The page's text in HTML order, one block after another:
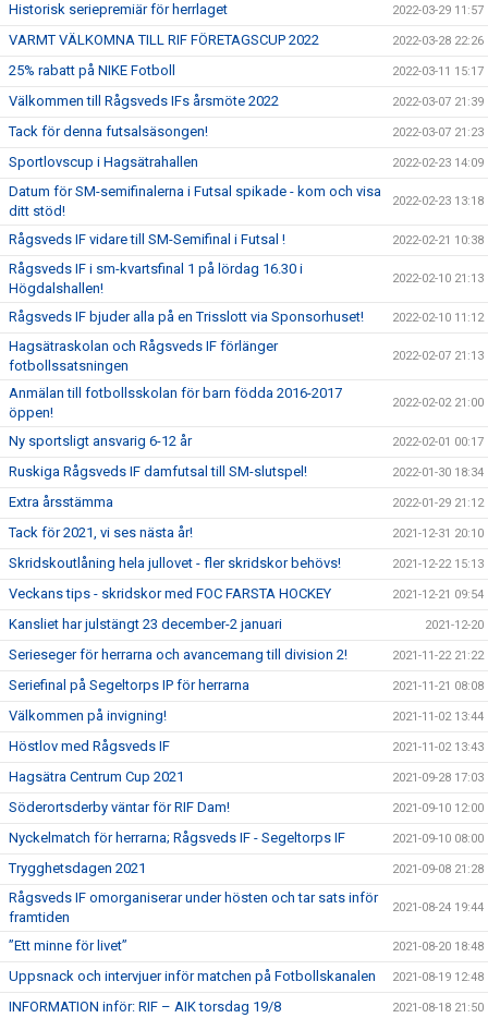
Historisk seriepremiär för herrlaget 2022-03-29 11:57
VARMT VÄLKOMNA TILL RIF FÖRETAGSCUP 2022 2022-03-28 22:26
25% rabatt på NIKE Fotboll 2022-03-11 15:17
Välkommen till Rågsveds IFs årsmöte 2022 2022-03-07 21:39
Tack för denna futsalsäsongen! 2022-03-07 21:23
Sportlovscup i Hagsätrahallen 2022-02-23 14:09
Datum för SM-semifinalerna i Futsal spikade - kom och visa
ditt stöd!
2022-02-23 13:18
Rågsveds IF vidare till SM-Semifinal i Futsal ! 2022-02-21 10:38
Rågsveds IF i sm-kvartsfinal 1 på lördag 16.30 i
Högdalshallen!
2022-02-10 21:13
Rågsveds IF bjuder alla på en Trisslott via Sponsorhuset! 2022-02-10 11:12
Hagsätraskolan och Rågsveds IF förlänger
fotbollssatsningen
2022-02-07 21:13
Anmälan till fotbollsskolan för barn födda 2016-2017
öppen!
2022-02-02 21:00
Ny sportsligt ansvarig 6-12 år 2022-02-01 00:17
Ruskiga Rågsveds IF damfutsal till SM-slutspel! 2022-01-30 18:34
Extra årsstämma 2022-01-29 21:12
Tack för 2021, vi ses nästa år! 2021-12-31 20:10
Skridskoutlåning hela jullovet - fler skridskor behövs! 2021-12-22 15:13
Veckans tips - skridskor med FOC FARSTA HOCKEY 2021-12-21 09:54
Kansliet har julstängt 23 december-2 januari 2021-12-20
Serieseger för herrarna och avancemang till division 2! 2021-11-22 21:22
Seriefinal på Segeltorps IP för herrarna 2021-11-21 08:08
Välkommen på invigning! 2021-11-02 13:44
Höstlov med Rågsveds IF 2021-11-02 13:43
Hagsätra Centrum Cup 2021 2021-09-28 17:03
Söderortsderby väntar för RIF Dam! 2021-09-10 12:00
Nyckelmatch för herrarna; Rågsveds IF - Segeltorps IF 2021-09-10 08:00
Trygghetsdagen 2021 2021-09-08 21:28
Rågsveds IF omorganiserar under hösten och tar sats inför
framtiden
2021-08-24 19:44
”Ett minne för livet” 2021-08-20 18:48
Uppsnack och intervjuer inför matchen på Fotbollskanalen 2021-08-19 12:48
INFORMATION inför: RIF – AIK torsdag 19/8 2021-08-18 21:50